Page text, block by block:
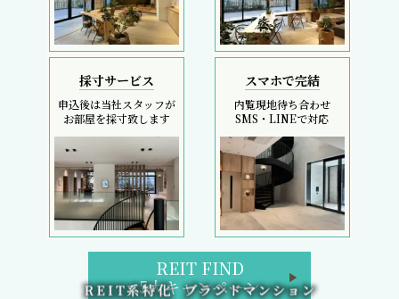
採寸サービス
申込後は当社スタッフが
お部屋を採寸致します
スマホで完結
内覧現地待ち合わせ
SMS・LINEで対応
REIT FIND
5大キャンペーン